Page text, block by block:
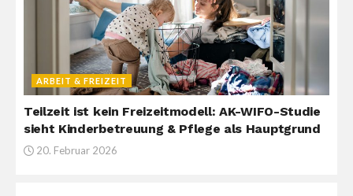
ARBEIT & FREIZEIT
Teilzeit ist kein Freizeitmodell: AK-WIFO-Studie
sieht Kinderbetreuung & Pflege als Hauptgrund
20. Februar 2026